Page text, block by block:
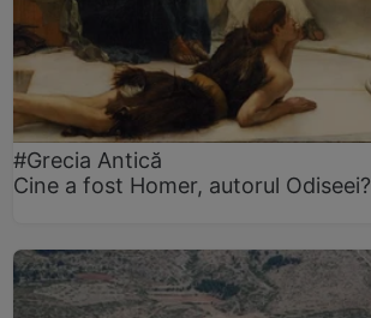
#Grecia Antică
Cine a fost Homer, autorul Odiseei?